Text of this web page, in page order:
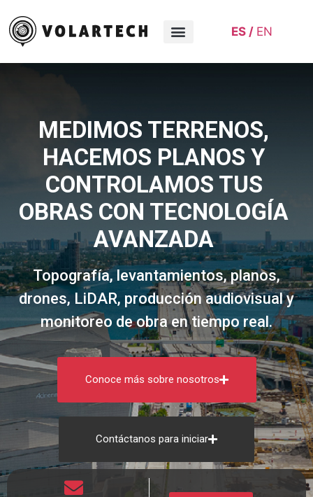
ES EN
MEDIMOS TERRENOS,
HACEMOS PLANOS Y
CONTROLAMOS TUS
OBRAS CON TECNOLOGÍA
AVANZADA
Topografía, levantamientos, planos,
drones, LiDAR, producción audiovisual y
monitoreo de obra en tiempo real.
Conoce más sobre nosotros
Contáctanos para iniciar